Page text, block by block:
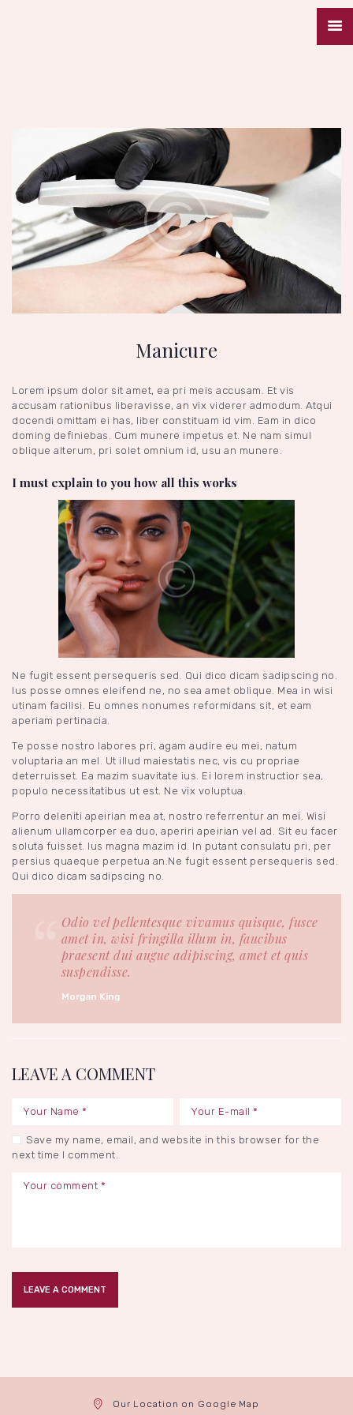
About us
Our
Services
Appointme
nt
Contacts
Manicure
Lorem ipsum dolor sit amet, ea pri meis accusam. Et vis
accusam rationibus liberavisse, an vix viderer admodum. Atqui
docendi omittam ei has, liber constituam id vim. Eam in dico
doming definiebas. Cum munere impetus et. Ne nam simul
oblique alterum, pri solet omnium id, usu an munere.
I must explain to you how all this works
Ne fugit essent persequeris sed. Qui dico dicam sadipscing no.
Ius posse omnes eleifend ne, no sea amet oblique. Mea in wisi
utinam facilisi. Eu omnes nonumes reformidans sit, et eam
aperiam pertinacia.
Te posse nostro labores pri, agam audire eu mei, natum
voluptaria an mel. Ut illud maiestatis nec, vis cu propriae
deterruisset. Ea mazim suavitate ius. Ei lorem instructior sea,
populo necessitatibus ut est. Ne vix voluptua.
Porro deleniti apeirian mea at, nostro referrentur an mei. Wisi
alienum ullamcorper ea duo, aperiri apeirian vel ad. Sit eu facer
soluta fuisset. Ius magna mazim id. In putant consulatu pri, per
persius quaeque perpetua an.Ne fugit essent persequeris sed.
Qui dico dicam sadipscing no.
Odio vel pellentesque vivamus quisque, fusce
amet in, wisi fringilla illum in, faucibus
praesent dui augue adipiscing, amet et quis
suspendisse.
Morgan King
LEAVE A COMMENT
Save my name, email, and website in this browser for the
next time I comment.
Our Location on Google Map